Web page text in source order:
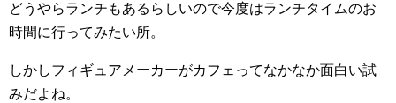
どうやらランチもあるらしいので今度はランチタイムのお
時間に行ってみたい所。
しかしフィギュアメーカーがカフェってなかなか面白い試
みだよね。